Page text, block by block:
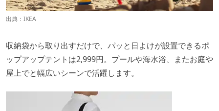
出典： IKEA
収納袋から取り出すだけで、パッと日よけが設置できるポ
ップアップテントは2,999円。プールや海水浴、またお庭や
屋上でと幅広いシーンで活躍します。